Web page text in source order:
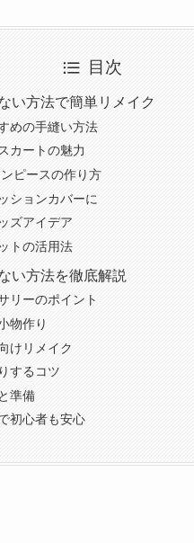
目次
い方法で簡単リメイク
めの手縫い方法
カートの魅力
ピースの作り方
ションカバーに
ズアイデア
トの活用法
い方法を徹底解説
リーのポイント
物作り
けリメイク
するコツ
準備
初心者も安心